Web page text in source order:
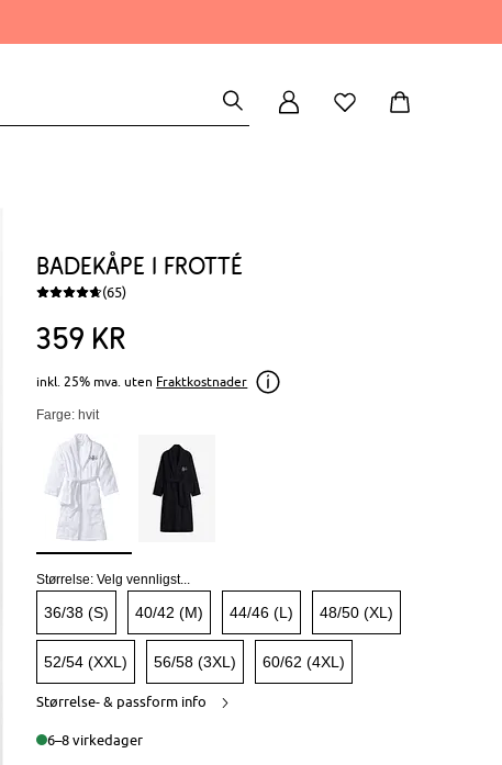
Badekåpe i frotté
(65)
359 kr
inkl. 25% mva. uten Fraktkostnader
Farge: hvit
Størrelse:Velg vennligst...
36/38 (S) 40/42 (M) 44/46 (L) 48/50 (XL)
52/54 (XXL) 56/58 (3XL) 60/62 (4XL)
Størrelse- & passform info
6–8 virkedager